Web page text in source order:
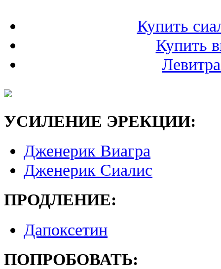
Купить
Купить
УСИЛЕНИЕ ЭРЕКЦИИ:
Дженерик Виагра
Дженерик Сиалис
ПРОДЛЕНИЕ:
Дапоксетин
ПОПРОБОВАТЬ: